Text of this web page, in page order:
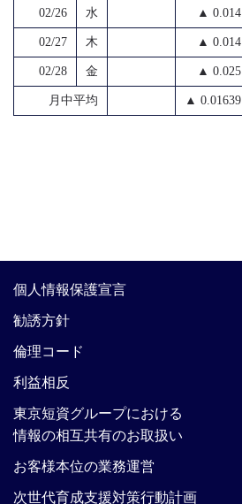
02/26 水 ▲ 0.014
02/27 木 ▲ 0.014
02/28 金 ▲ 0.025
月中平均 ▲ 0.01639
個人情報保護宣言
勧誘方針
倫理コード
利益相反
東京短資グループにおける
情報の相互共有のお取扱い
お客様本位の業務運営
次世代育成支援対策行動計画